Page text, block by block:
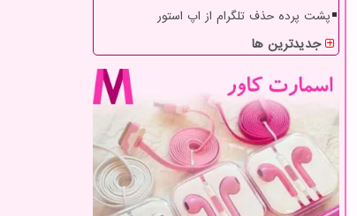
پشت پرده حذف تلگرام از اپ استور
جدیدترین ها